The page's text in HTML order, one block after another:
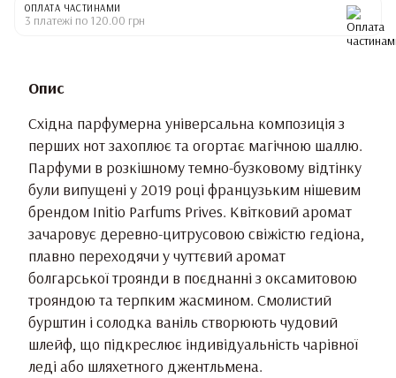
ОПЛАТА ЧАСТИНАМИ
3 платежі по 120.00 грн
Опис
Східна парфумерна універсальна композиція з
перших нот захоплює та огортає магічною шаллю.
Парфуми в розкішному темно-бузковому відтінку
були випущені у 2019 році французьким нішевим
брендом Initio Parfums Prives. Квітковий аромат
зачаровує деревно-цитрусовою свіжістю гедіона,
плавно переходячи у чуттєвий аромат
болгарської троянди в поєднанні з оксамитовою
трояндою та терпким жасмином. Смолистий
бурштин і солодка ваніль створюють чудовий
шлейф, що підкреслює індивідуальність чарівної
леді або шляхетного джентльмена.